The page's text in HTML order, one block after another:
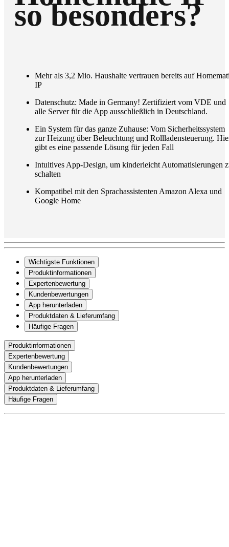
so besonders?
Mehr als 3,2 Mio. Haushalte vertrauen bereits auf
IP
Datenschutz: Made in Germany! Zertifiziert vom VDE und
alle Server für die App ausschließlich in Deutschland.
Ein System für das ganze Zuhause: Vom Sicherheitssystem
zur Heizung über Beleuchtung und Rollladensteuerung.
gibt es eine passende Lösung für jeden Fall
Intuitives App-Design, um kinderleicht Automatisierungen
schalten
Kompatibel mit den Sprachassistenten Amazon Alexa und
Google Home
Wichtigste Funktionen
Produktinformationen
Expertenbewertung
Kundenbewertungen
App herunterladen
Produktdaten & Lieferumfang
Häufige Fragen
Produktinformationen
Expertenbewertung
Kundenbewertungen
App herunterladen
Produktdaten & Lieferumfang
Häufige Fragen